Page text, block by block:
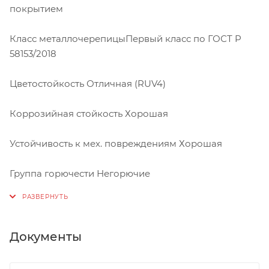
покрытием
Класс металлочерепицыПервый класс по ГОСТ P
58153/2018
Цветостойкость Отличная (RUV4)
Коррозийная стойкость Хорошая
Устойчивость к мех. повреждениям Хорошая
Группа горючести Негорючие
Документы